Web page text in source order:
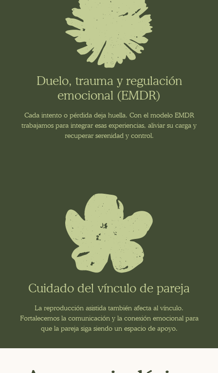
Duelo, trauma y regulación
emocional (EMDR)
Cada intento o pérdida deja huella. Con el modelo EMDR
trabajamos para integrar esas experiencias, aliviar su carga y
recuperar serenidad y control.
Cuidado del vínculo de pareja
La reproducción asistida también afecta al vínculo.
Fortalecemos la comunicación y la conexión emocional para
que la pareja siga siendo un espacio de apoyo.